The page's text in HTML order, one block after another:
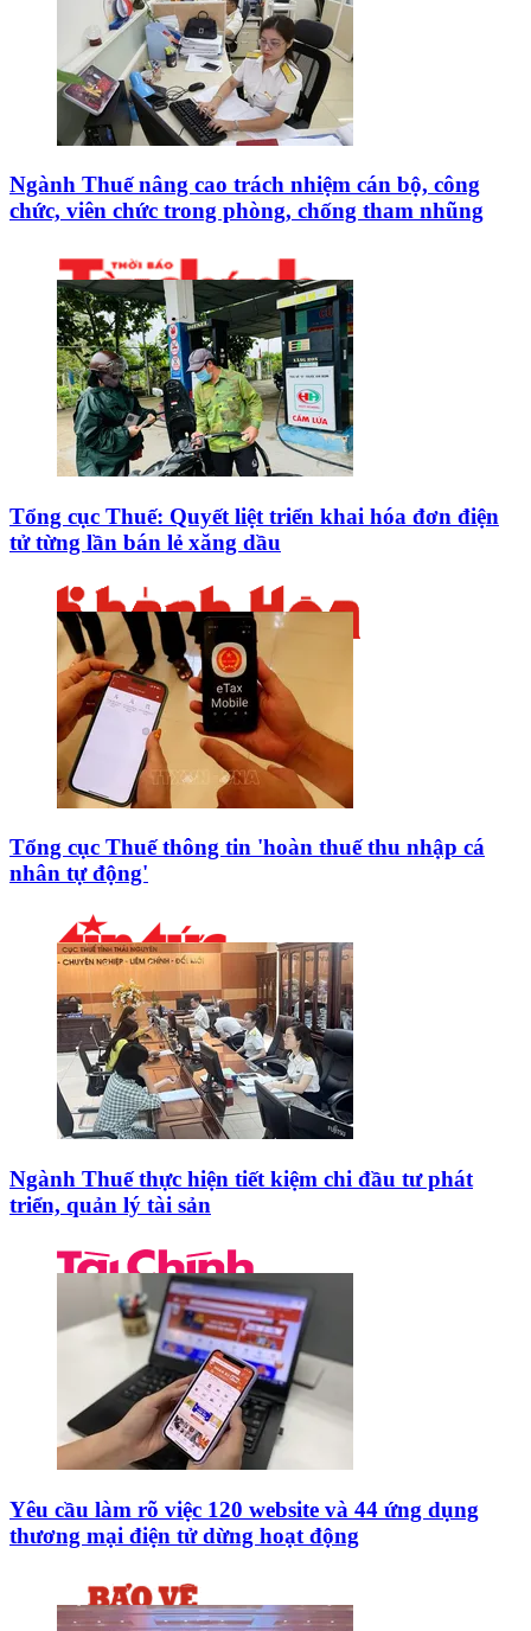
Ngành Thuế nâng cao trách nhiệm cán bộ, công
chức, viên chức trong phòng, chống tham nhũng
Tổng cục Thuế: Quyết liệt triển khai hóa đơn điện
tử từng lần bán lẻ xăng dầu
Tổng cục Thuế thông tin 'hoàn thuế thu nhập cá
nhân tự động'
Ngành Thuế thực hiện tiết kiệm chi đầu tư phát
triển, quản lý tài sản
Yêu cầu làm rõ việc 120 website và 44 ứng dụng
thương mại điện tử dừng hoạt động